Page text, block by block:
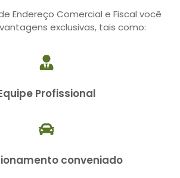
Endereço Comercial e Fiscal você
exclusivas, tais como:
Profissional
conveniado